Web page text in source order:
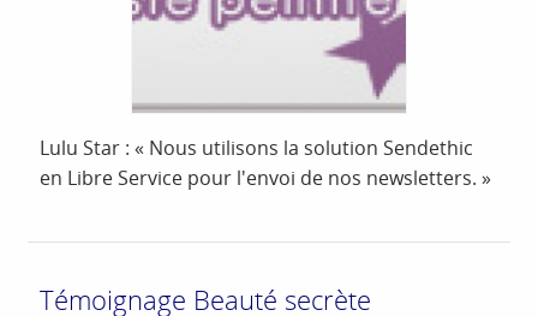
Lulu Star : « Nous utilisons la solution Sendethic
en Libre Service pour l'envoi de nos newsletters. »
Témoignage Beauté secrète